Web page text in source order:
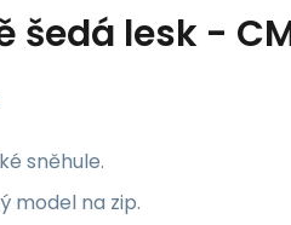
šedá lesk -
sněhule.
model na zip.